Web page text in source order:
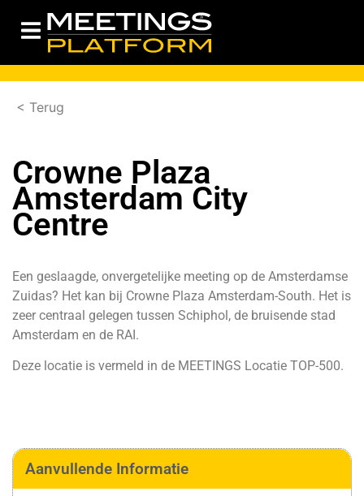
< Terug
Crowne Plaza
Amsterdam City
Centre
Een geslaagde, onvergetelijke meeting op de Amsterdamse
Zuidas? Het kan bij Crowne Plaza Amsterdam-South. Het is
zeer centraal gelegen tussen Schiphol, de bruisende stad
Amsterdam en de RAI.
Deze locatie is vermeld in de MEETINGS Locatie TOP-500.
Aanvullende Informatie